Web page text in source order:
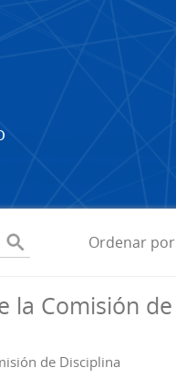
Ordenar por
la Comisión de
de Disciplina